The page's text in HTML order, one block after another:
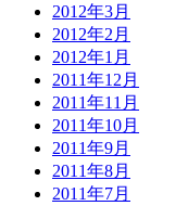
2012年3月
2012年2月
2012年1月
2011年12月
2011年11月
2011年10月
2011年9月
2011年8月
2011年7月